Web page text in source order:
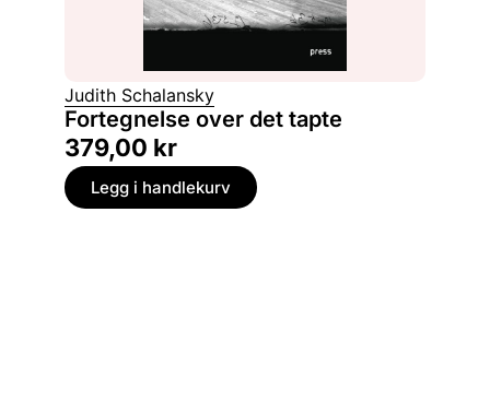
Judith Schalansky
Fortegnelse over det tapte
379,00 kr
Legg i handlekurv